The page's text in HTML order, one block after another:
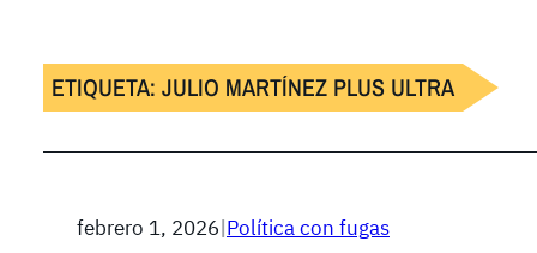
ETIQUETA:JULIO MARTÍNEZ PLUS ULTRA
febrero 1, 2026|Política con fugas